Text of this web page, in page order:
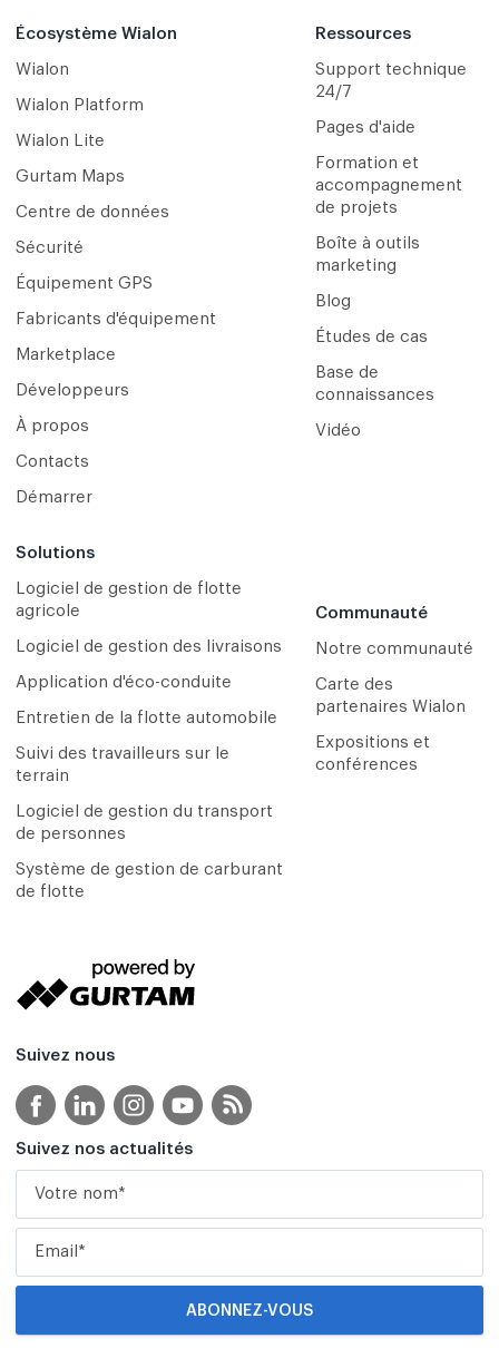
Écosystème Wialon
Wialon
Wialon Platform
Wialon Lite
Gurtam Maps
Centre de données
Sécurité
Équipement GPS
Fabricants d'équipement
Marketplace
Développeurs
À propos
Contacts
Démarrer
Solutions
Logiciel de gestion de flotte
agricole
Logiciel de gestion des livraisons
Application d'éco-conduite
Entretien de la flotte automobile
Suivi des travailleurs sur le
terrain
Logiciel de gestion du transport
de personnes
Système de gestion de carburant
de flotte
Ressources
Support technique
24/7
Pages d'aide
Formation et
accompagnement
de projets
Boîte à outils
marketing
Blog
Études de cas
Base de
connaissances
Vidéo
Communauté
Notre communauté
Carte des
partenaires Wialon
Expositions et
conférences
Suivez nous
Suivez nos actualités